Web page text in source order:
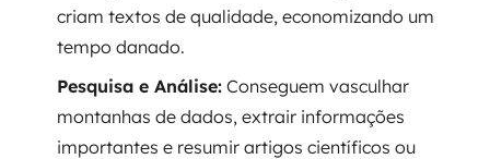
criam textos de qualidade, economizando um
tempo danado.
Pesquisa e Análise: Conseguem vasculhar
montanhas de dados, extrair informações
importantes e resumir artigos científicos ou